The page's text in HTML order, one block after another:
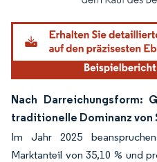
Nach Darreichungsform:
traditionelle Dominanz von
Im Jahr 2025
Marktanteil von 35,10 % und